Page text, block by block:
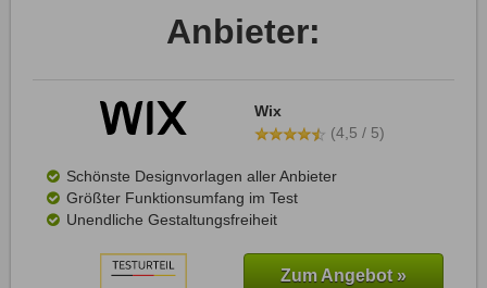
Anbieter:
Wix
(4,5 / 5)
Schönste Designvorlagen aller Anbieter
Größter Funktionsumfang im Test
Unendliche Gestaltungsfreiheit
Zum Angebot »